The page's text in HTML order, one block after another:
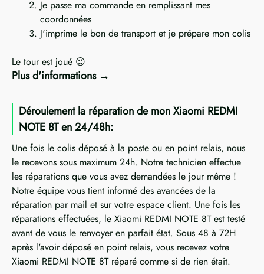
Je passe ma commande en remplissant mes
coordonnées
J'imprime le bon de transport et je prépare mon colis
Le tour est joué 😉
Plus d'informations
Déroulement la réparation de mon Xiaomi REDMI
NOTE 8T en 24/48h:
Une fois le colis déposé à la poste ou en point relais, nous
le recevons sous maximum 24h. Notre technicien effectue
les réparations que vous avez demandées le jour même !
Notre équipe vous tient informé des avancées de la
réparation par mail et sur votre espace client. Une fois les
réparations effectuées, le Xiaomi REDMI NOTE 8T est testé
avant de vous le renvoyer en parfait état. Sous 48 à 72H
après l'avoir déposé en point relais, vous recevez votre
Xiaomi REDMI NOTE 8T réparé comme si de rien était.